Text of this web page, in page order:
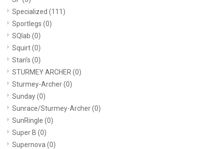
Specialized (111)
Sportlegs (0)
SQlab (0)
Squirt(0)
Stan's (0)
STURMEY ARCHER (0)
Sturmey-Archer(0)
Sunday(0)
Sunrace/Sturmey-Archer(0)
SunRingle (0)
Super B (0)
Supernova (0)